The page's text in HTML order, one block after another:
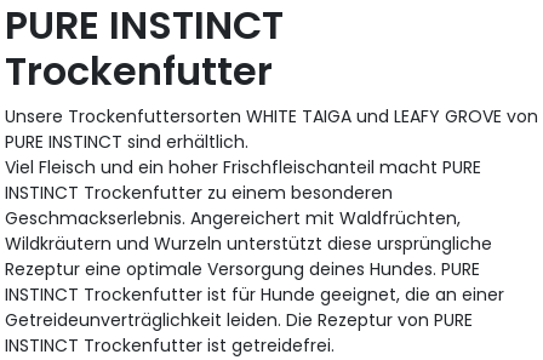
PURE INSTINCT
Trockenfutter
Unsere Trockenfuttersorten WHITE TAIGA und LEAFY GROVE von
PURE INSTINCT sind erhältlich.
Viel Fleisch und ein hoher Frischfleischanteil macht PURE
INSTINCT Trockenfutter zu einem besonderen
Geschmackserlebnis. Angereichert mit Waldfrüchten,
Wildkräutern und Wurzeln unterstützt diese ursprüngliche
Rezeptur eine optimale Versorgung deines Hundes. PURE
INSTINCT Trockenfutter ist für Hunde geeignet, die an einer
Getreideunverträglichkeit leiden. Die Rezeptur von PURE
INSTINCT Trockenfutter ist getreidefrei.